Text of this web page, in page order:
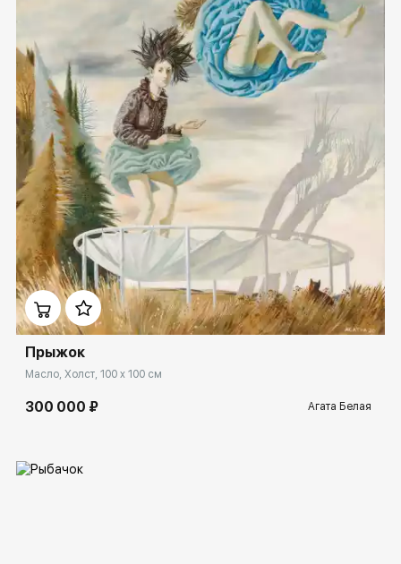
Домен: spb.rakovgallery.ru
Прыжок
Масло, Холст, 100 x 100 см
300 000 ₽ Агата Белая